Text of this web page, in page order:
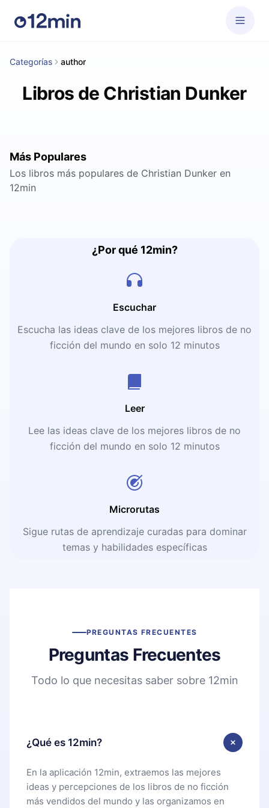
Categorías author
Libros de Christian Dunker
Más Populares
Los libros más populares de Christian Dunker en
12min
¿Por qué 12min?
Escuchar
Escucha las ideas clave de los mejores libros de no
ficción del mundo en solo 12 minutos
Leer
Lee las ideas clave de los mejores libros de no
ficción del mundo en solo 12 minutos
Microrutas
Sigue rutas de aprendizaje curadas para dominar
temas y habilidades específicas
PREGUNTAS FRECUENTES
Preguntas Frecuentes
Todo lo que necesitas saber sobre 12min
¿Qué es 12min?
En la aplicación 12min, extraemos las mejores
ideas y percepciones de los libros de no ficción
más vendidos del mundo y las organizamos en